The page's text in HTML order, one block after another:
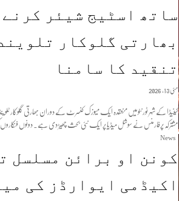
ساتھ اسٹیج شیئر کرنے
بھارتی گلوکار
تنقید کا سامنا
مئی 13, 2026
کینیڈا کے شہر ٹورنٹو میں منعقدہ ایک میوزک کنسرٹ کے دوران بھارتی گلوکار
مشترکہ پرفارمنس نے سوشل میڈیا پر ایک نئی بحث چھیڑ دی ہے۔ دونوں
News
کونن او برائن مسلسل
اکیڈمی ایوارڈز کی